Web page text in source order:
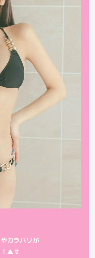
カラバリが
！▲👙